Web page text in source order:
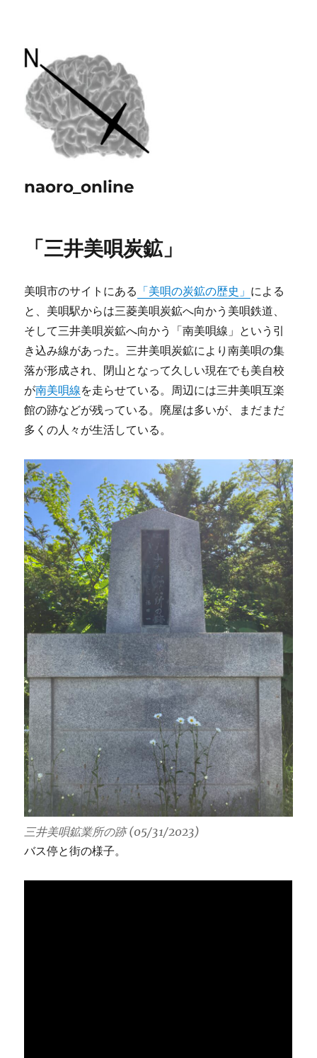
naoro_online
「三井美唄炭鉱」
美唄市のサイトにある 「美唄の炭鉱の歴史」 による
と、美唄駅からは三菱美唄炭鉱へ向かう美唄鉄道、
そして三井美唄炭鉱へ向かう「南美唄線」という引
き込み線があった。三井美唄炭鉱により南美唄の集
落が形成され、閉山となって久しい現在でも美自校
が南美唄線を走らせている。周辺には三井美唄互楽
館の跡などが残っている。廃屋は多いが、まだまだ
多くの人々が生活している。
三井美唄鉱業所の跡 (05/31/2023)
バス停と街の様子。